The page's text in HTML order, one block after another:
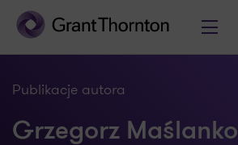
Publikacje autora
Grzegorz Maślanko